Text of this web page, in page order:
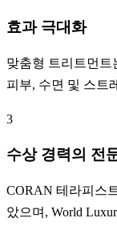
효과 극대화
맞춤형 트리트먼트
피부, 수면 및 스트
3
수상 경력의 전
CORAN 테라피스
았으며, World